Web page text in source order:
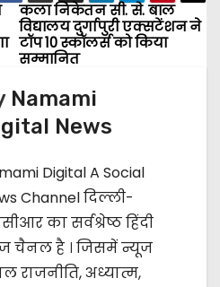
कला निकेतन सी. से. बाल
विद्यालय दुर्गापुरी एक्सटेंशन ने
टॉप 10 स्कॉलर्स को किया
सम्मानित
Namami
News
Digital A Social
Channel दिल्ली-
का सर्वश्रेष्ठ हिंदी
चैनल है । जिसमें न्यूज
राजनीति, अध्यात्म,